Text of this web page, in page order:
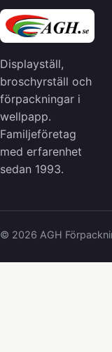
Displayställ,
broschyrställ och
förpackningar i
wellpapp.
Familjeföretag
med erfarenhet
sedan 1993.
© 2026 AGH